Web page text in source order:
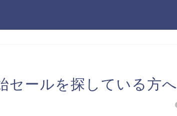
セールを探している方へ